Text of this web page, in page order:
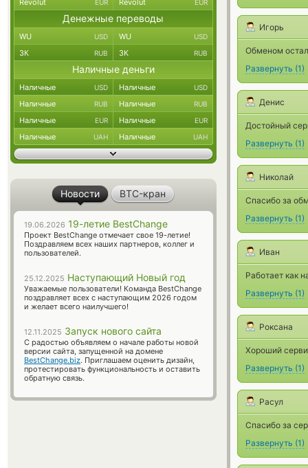
Игорь
Обменом
Развернуть (1)
Денис
Достойный
Развернуть (1)
Николай
Спасибо за
Развернуть (1)
Иван
Работает как
Развернуть (1)
Роксана
Хороший
Развернуть (1)
Расул
Спасибо за
Развернуть (1)
Revolut EUR Revolut EUR
Денежные переводы
WU USD WU USD
ЗК RUB ЗК RUB
Наличные деньги
Наличные USD Наличные USD
Наличные RUB Наличные RUB
Наличные EUR Наличные EUR
Наличные UAH Наличные UAH
Новости BTC-кран
19.06.2026 19-летие BestChange
Проект BestChange отмечает свое 19-летие!
Поздравляем всех наших партнеров, коллег и
пользователей.
25.12.2025 Наступающий Новый год
Уважаемые пользователи! Команда BestChange
поздравляет всех с наступающим 2026 годом
и желает всего наилучшего!
12.11.2025 Запуск нового сайта
С радостью объявляем о начале работы новой
версии сайта, запущенной на домене
BestChange.biz. Приглашаем оценить дизайн,
протестировать функциональность и оставить
обратную связь.